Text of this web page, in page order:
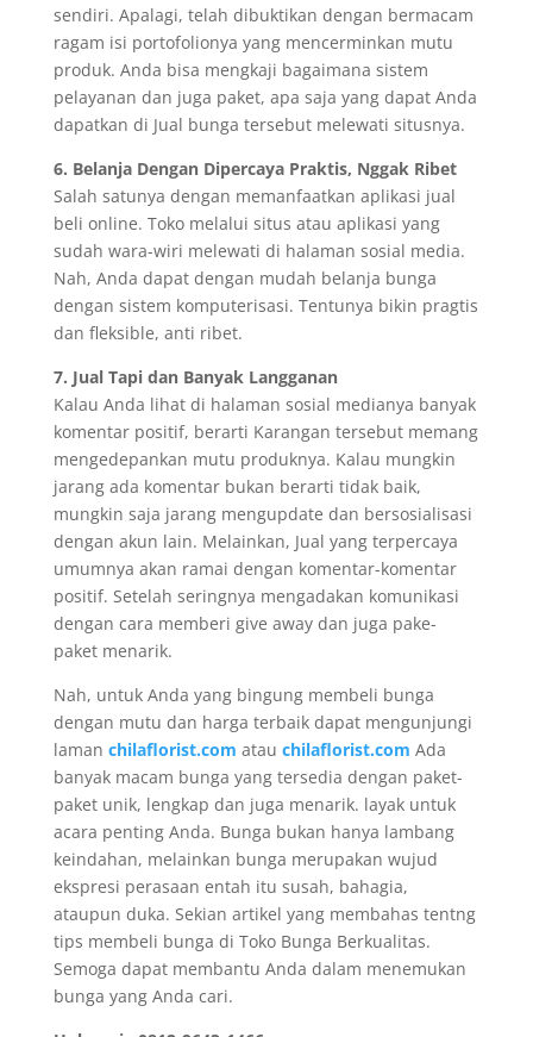
sendiri. Apalagi, telah dibuktikan dengan bermacam
ragam isi portofolionya yang mencerminkan mutu
produk. Anda bisa mengkaji bagaimana sistem
pelayanan dan juga paket, apa saja yang dapat Anda
dapatkan di Jual bunga tersebut melewati situsnya.
6. Belanja Dengan Dipercaya Praktis, Nggak Ribet
Salah satunya dengan memanfaatkan aplikasi jual
beli online. Toko melalui situs atau aplikasi yang
sudah wara-wiri melewati di halaman sosial media.
Nah, Anda dapat dengan mudah belanja bunga
dengan sistem komputerisasi. Tentunya bikin pragtis
dan fleksible, anti ribet.
7. Jual Tapi dan Banyak Langganan
Kalau Anda lihat di halaman sosial medianya banyak
komentar positif, berarti Karangan tersebut memang
mengedepankan mutu produknya. Kalau mungkin
jarang ada komentar bukan berarti tidak baik,
mungkin saja jarang mengupdate dan bersosialisasi
dengan akun lain. Melainkan, Jual yang terpercaya
umumnya akan ramai dengan komentar-komentar
positif. Setelah seringnya mengadakan komunikasi
dengan cara memberi give away dan juga pake-
paket menarik.
Nah, untuk Anda yang bingung membeli bunga
dengan mutu dan harga terbaik dapat mengunjungi
laman chilaflorist.com atau chilaflorist.com Ada
banyak macam bunga yang tersedia dengan paket-
paket unik, lengkap dan juga menarik. layak untuk
acara penting Anda. Bunga bukan hanya lambang
keindahan, melainkan bunga merupakan wujud
ekspresi perasaan entah itu susah, bahagia,
ataupun duka. Sekian artikel yang membahas tentng
tips membeli bunga di Toko Bunga Berkualitas.
Semoga dapat membantu Anda dalam menemukan
bunga yang Anda cari.